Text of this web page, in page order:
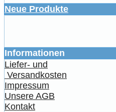
Neue Produkte
Informationen
Liefer- und
Versandkosten
Impressum
Unsere AGB
Kontakt